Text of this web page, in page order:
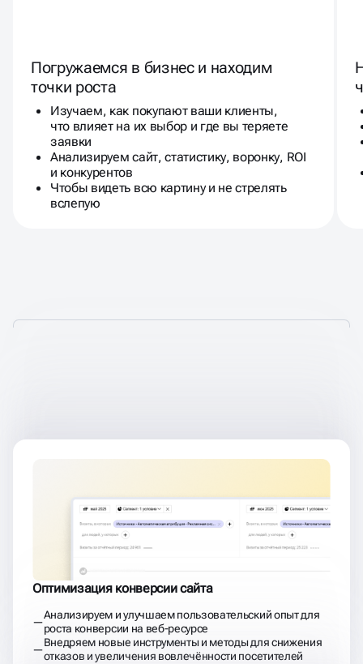
Погружаемся в бизнес и находим
точки роста
Изучаем, как покупают ваши клиенты,
что влияет на их выбор и где вы теряете
заявки
Анализируем сайт, статистику, воронку, ROI
и конкурентов
Чтобы видеть всю картину и не стрелять
вслепую
Оптимизация конверсии сайта
Анализируем и улучшаем пользовательский опыт для
роста конверсии на веб-ресурсе
Внедряем новые инструменты и методы для снижения
отказов и увеличения вовлечённости посетителей